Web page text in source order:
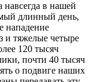
в нашей
длинный день,
нападение
и тяжелые четыре
120 тысяч
почти 40 тысяч
о подвиге наших